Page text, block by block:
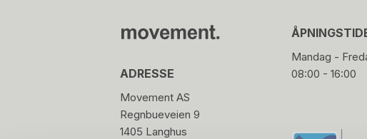
ADRESSE
Movement AS
Regnbueveien 9
1405 Langhus
Mandag -
08:00 - 16:00